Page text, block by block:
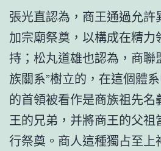
張光直認為，商王通過允
加宗廟祭奠，以構成在精力
持；松丸道雄也認為，商聯
族關系”樹立的，在這個體
的首領被看作是商族祖先名
王的兄弟，并將商王的父祖
行祭奠。商人這種獨占至上